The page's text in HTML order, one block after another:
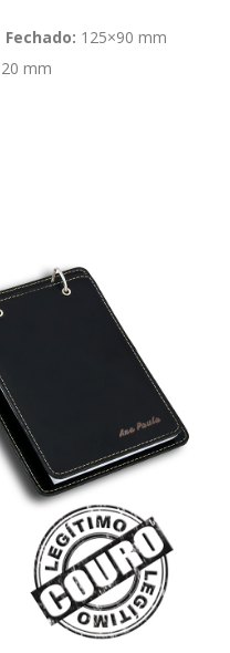
Fechado: 125×90 mm
mm